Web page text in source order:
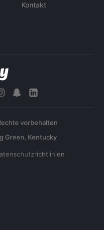
Kontakt
vorbehalten